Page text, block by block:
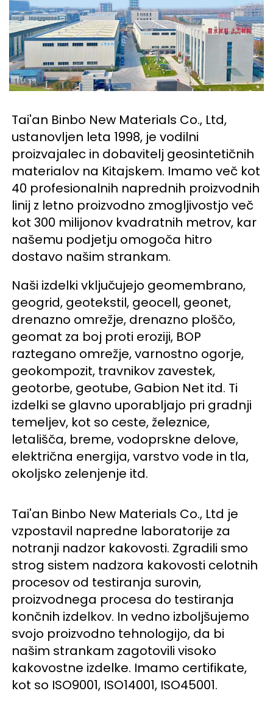
Tai'an Binbo New Materials Co., Ltd,
ustanovljen leta 1998, je vodilni
proizvajalec in dobavitelj geosintetičnih
materialov na Kitajskem. Imamo več kot
40 profesionalnih naprednih proizvodnih
linij z letno proizvodno zmogljivostjo več
kot 300 milijonov kvadratnih metrov, kar
našemu podjetju omogoča hitro
dostavo našim strankam.
Naši izdelki vključujejo geomembrano,
geogrid, geotekstil, geocell, geonet,
drenazno omrežje, drenazno ploščo,
geomat za boj proti eroziji, BOP
raztegano omrežje, varnostno ogorje,
geokompozit, travnikov zavestek,
geotorbe, geotube, Gabion Net itd. Ti
izdelki se glavno uporabljajo pri gradnji
temeljev, kot so ceste, železnice,
letališča, breme, vodoprskne delove,
električna energija, varstvo vode in tla,
okoljsko zelenjenje itd.
Tai'an Binbo New Materials Co., Ltd je
vzpostavil napredne laboratorije za
notranji nadzor kakovosti. Zgradili smo
strog sistem nadzora kakovosti celotnih
procesov od testiranja surovin,
proizvodnega procesa do testiranja
končnih izdelkov. In vedno izboljšujemo
svojo proizvodno tehnologijo, da bi
našim strankam zagotovili visoko
kakovostne izdelke. Imamo certifikate,
kot so ISO9001, ISO14001, ISO45001.